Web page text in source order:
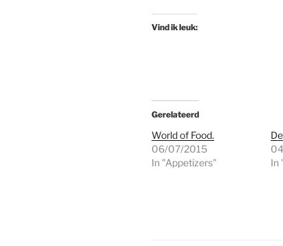
Vind ik leuk:
Gerelateerd
World of Food.
06/07/2015
In "Appetizers"
In